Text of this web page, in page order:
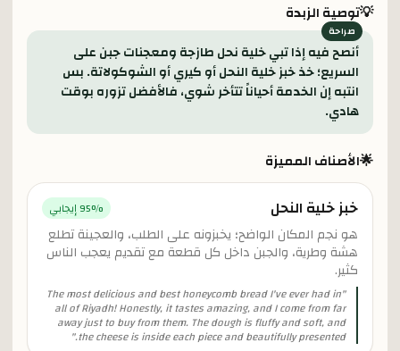
💡توصية الزبدة
أنصح فيه إذا تبي خلية نحل طازجة ومعجنات جبن على
السريع؛ خذ خبز خلية النحل أو كيري أو الشوكولاتة. بس
انتبه إن الخدمة أحياناً تتأخر شوي، فالأفضل تزوره بوقت
هادي.
🌟الأصناف المميزة
خبز خلية النحل 95% إيجابي
هو نجم المكان الواضح؛ يخبزونه على الطلب، والعجينة تطلع
هشة وطرية، والجبن داخل كل قطعة مع تقديم يعجب الناس
كثير.
"
The most delicious and best honeycomb bread I've ever had in
all of Riyadh! Honestly, it tastes amazing, and I come from far
away just to buy from them. The dough is fluffy and soft, and
the cheese is inside each piece and beautifully presented.
"